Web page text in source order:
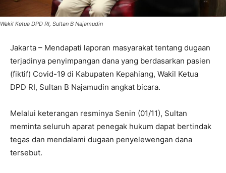
Wakil Ketua DPD RI, Sultan B Najamudin
Jakarta – Mendapati laporan masyarakat tentang dugaan
terjadinya penyimpangan dana yang berdasarkan pasien
(fiktif) Covid-19 di Kabupaten Kepahiang, Wakil Ketua
DPD RI, Sultan B Najamudin angkat bicara.
Melalui keterangan resminya Senin (01/11), Sultan
meminta seluruh aparat penegak hukum dapat bertindak
tegas dan mendalami dugaan penyelewengan dana
tersebut.